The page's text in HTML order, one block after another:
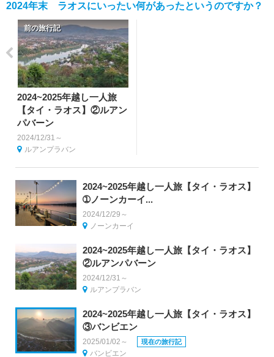
2024年末 ラオスにいったい何があったというのですか？
前の旅行記
2024~2025年越し一人旅
【タイ・ラオス】②ルアン
パバーン
2024/12/31～
ルアンプラバン
2024~2025年越し一人旅【タイ・ラオス】
➀ノーンカーイ...
2024/12/29～
ノーンカーイ
2024~2025年越し一人旅【タイ・ラオス】
②ルアンパバーン
2024/12/31～
ルアンプラバン
2024~2025年越し一人旅【タイ・ラオス】
③バンビエン
2025/01/02～ 現在の旅行記
バンビエン